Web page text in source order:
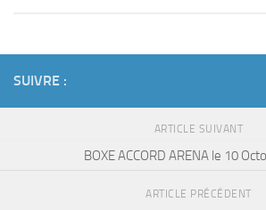
SUIVRE :
ARTICLE SUIVANT
BOXE ACCORD ARENA le 10
ARTICLE PRÉCÉDENT